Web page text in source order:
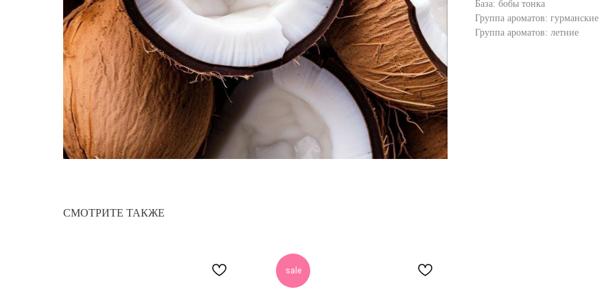
База: бобы тонка
Группа ароматов: гурманские
Группа ароматов: летние
СМОТРИТЕ ТАКЖЕ
sale